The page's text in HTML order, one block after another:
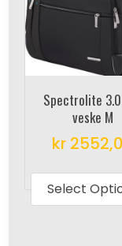
Spectrolite
veske M
kr
Select